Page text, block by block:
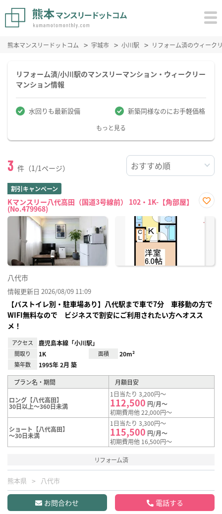
熊本マンスリードットコム 宇城市 小川駅 リフォーム済のウィーク
リフォーム済/小川駅のマンスリーマンション・ウィークリー
マンション情報
水回りも最新設備 新築同様なのにお手軽価格
もっと見る
3 件（1/1ページ）
割引キャンペーン
Kマンスリー八代高田（国道3号線前） 102・1K-【角部屋】
(No.479968)
に入
り登
八代市
情報更新日 2026/08/09 11:09
【バストイレ別・駐車場あり】八代駅まで車で7分 車移動の方で
WIFI無料なので ビジネスで割安にご利用されたい方へオスス
メ！
アクセス 鹿児島本線「小川駅」
間取り 1K 面積 20m²
築年数 1995年 2月 築
プラン名・期間 月額目安
ロング【八代高田】
30日以上～360日未満
1日当たり 3,200円～
112,500 円/月～
初期費用他 22,000円～
ショート【八代高田】
～30日未満
1日当たり 3,300円～
115,500 円/月～
初期費用他 16,500円～
リフォーム済
熊本県 八代市
お問合わせ 電話する